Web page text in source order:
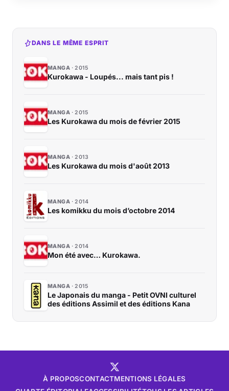
DANS LE MÊME ESPRIT
MANGA 2015
Kurokawa - Loupés... mais tant pis !
MANGA 2015
Les Kurokawa du mois de février 2015
MANGA 2013
Les Kurokawa du mois d'août 2013
MANGA 2014
Les komikku du mois d’octobre 2014
MANGA 2014
Mon été avec… Kurokawa.
MANGA 2015
Le Japonais du manga - Petit OVNI culturel
des éditions Assimil et des éditions Kana
À PROPOSCONTACTMENTIONS LÉGALES